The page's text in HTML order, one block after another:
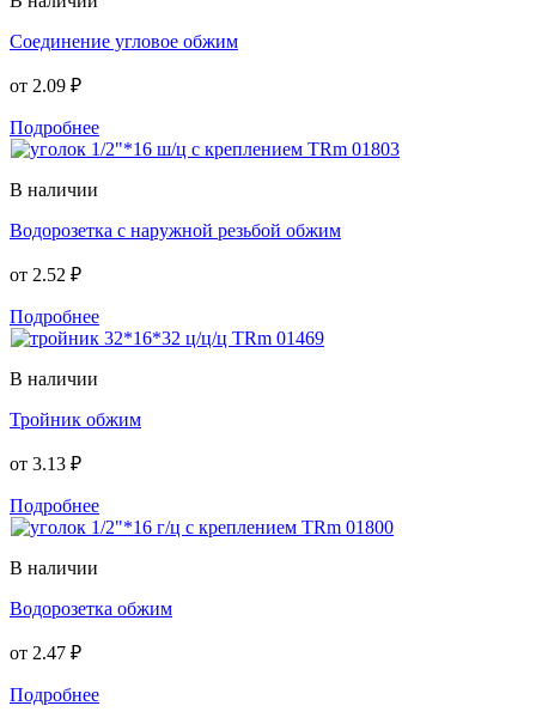
Соединение угловое обжим
от 2.09 ₽
Подробнее
В наличии
Водорозетка с наружной резьбой обжим
от 2.52 ₽
Подробнее
В наличии
Тройник обжим
от 3.13 ₽
Подробнее
В наличии
Водорозетка обжим
от 2.47 ₽
Подробнее